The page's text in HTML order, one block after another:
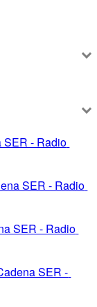
SER - Radio
SER - Radio
SER - Radio
SER -